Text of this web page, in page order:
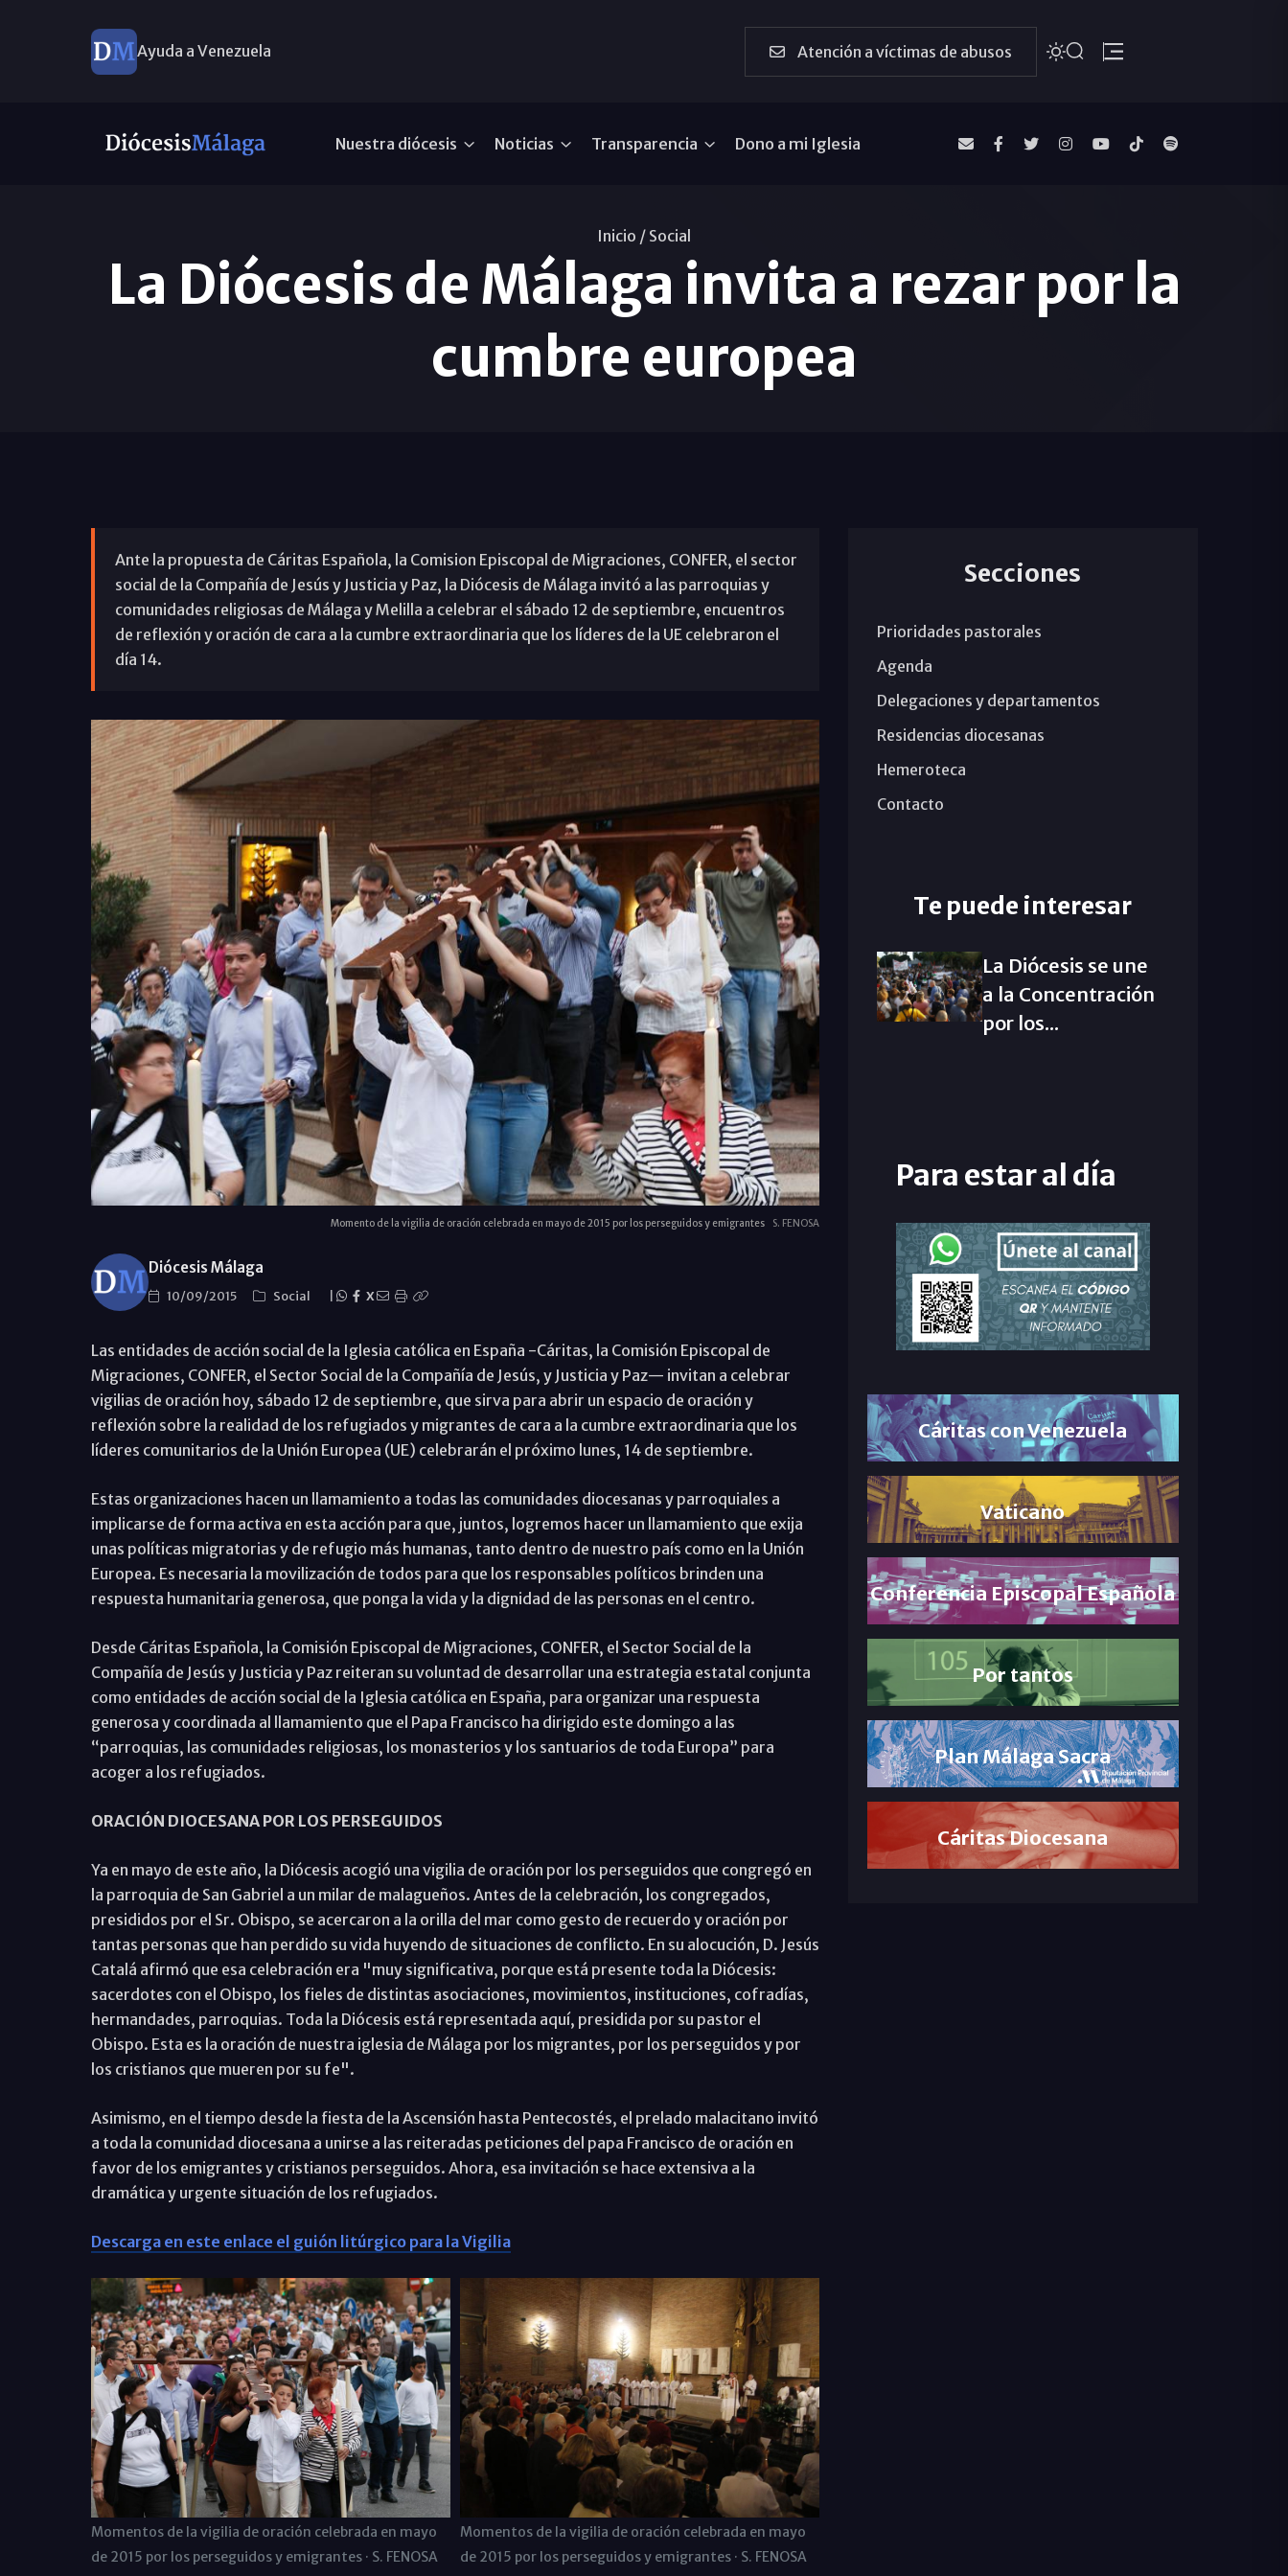
Ayuda a Venezuela Atención a víctimas de abusos
Nuestra diócesis Noticias Transparencia Dono a mi Iglesia
Inicio / Social
La Diócesis de Málaga invita a rezar por la
cumbre europea
Ante la propuesta de Cáritas Española, la Comision Episcopal de Migraciones, CONFER, el sector
social de la Compañía de Jesús y Justicia y Paz, la Diócesis de Málaga invitó a las parroquias y
comunidades religiosas de Málaga y Melilla a celebrar el sábado 12 de septiembre, encuentros
de reflexión y oración de cara a la cumbre extraordinaria que los líderes de la UE celebraron el
día 14.
Momento de la vigilia de oración celebrada en mayo de 2015 por los perseguidos y emigrantes S. FENOSA
Diócesis Málaga
10/09/2015 Social X
Las entidades de acción social de la Iglesia católica en España -Cáritas, la Comisión Episcopal de
Migraciones, CONFER, el Sector Social de la Compañía de Jesús, y Justicia y Paz— invitan a celebrar
vigilias de oración hoy, sábado 12 de septiembre, que sirva para abrir un espacio de oración y
reflexión sobre la realidad de los refugiados y migrantes de cara a la cumbre extraordinaria que los
líderes comunitarios de la Unión Europea (UE) celebrarán el próximo lunes, 14 de septiembre.
Estas organizaciones hacen un llamamiento a todas las comunidades diocesanas y parroquiales a
implicarse de forma activa en esta acción para que, juntos, logremos hacer un llamamiento que exija
unas políticas migratorias y de refugio más humanas, tanto dentro de nuestro país como en la Unión
Europea. Es necesaria la movilización de todos para que los responsables políticos brinden una
respuesta humanitaria generosa, que ponga la vida y la dignidad de las personas en el centro.
Desde Cáritas Española, la Comisión Episcopal de Migraciones, CONFER, el Sector Social de la
Compañía de Jesús y Justicia y Paz reiteran su voluntad de desarrollar una estrategia estatal conjunta
como entidades de acción social de la Iglesia católica en España, para organizar una respuesta
generosa y coordinada al llamamiento que el Papa Francisco ha dirigido este domingo a las
“parroquias, las comunidades religiosas, los monasterios y los santuarios de toda Europa” para
acoger a los refugiados.
ORACIÓN DIOCESANA POR LOS PERSEGUIDOS
Ya en mayo de este año, la Diócesis acogió una vigilia de oración por los perseguidos que congregó en
la parroquia de San Gabriel a un milar de malagueños. Antes de la celebración, los congregados,
presididos por el Sr. Obispo, se acercaron a la orilla del mar como gesto de recuerdo y oración por
tantas personas que han perdido su vida huyendo de situaciones de conflicto. En su alocución, D. Jesús
Catalá afirmó que esa celebración era "muy significativa, porque está presente toda la Diócesis:
sacerdotes con el Obispo, los fieles de distintas asociaciones, movimientos, instituciones, cofradías,
hermandades, parroquias. Toda la Diócesis está representada aquí, presidida por su pastor el
Obispo. Esta es la oración de nuestra iglesia de Málaga por los migrantes, por los perseguidos y por
los cristianos que mueren por su fe".
Asimismo, en el tiempo desde la fiesta de la Ascensión hasta Pentecostés, el prelado malacitano invitó
a toda la comunidad diocesana a unirse a las reiteradas peticiones del papa Francisco de oración en
favor de los emigrantes y cristianos perseguidos. Ahora, esa invitación se hace extensiva a la
dramática y urgente situación de los refugiados.
Descarga en este enlace el guión litúrgico para la Vigilia
Momentos de la vigilia de oración celebrada en mayo
de 2015 por los perseguidos y emigrantes · S. FENOSA
Momentos de la vigilia de oración celebrada en mayo
de 2015 por los perseguidos y emigrantes · S. FENOSA
Secciones
Prioridades pastorales
Agenda
Delegaciones y departamentos
Residencias diocesanas
Hemeroteca
Contacto
Te puede interesar
La Diócesis se une
a la Concentración
por los...
Para estar al día
Cáritas con Venezuela
Vaticano
Conferencia Episcopal Española
Por tantos
Plan Málaga Sacra
Cáritas Diocesana